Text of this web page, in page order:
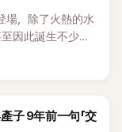
場，除了火熱的水
因此誕生不少
去包括泫雅、宣
子 9年前一句「交